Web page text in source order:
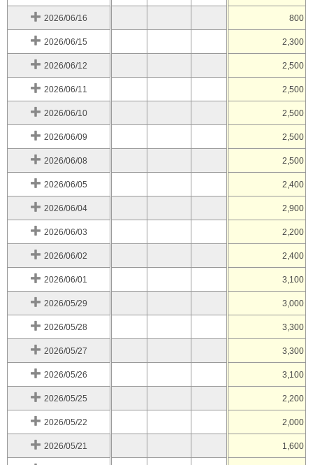
2026/06/16 800
2026/06/15 2,300
2026/06/12 2,500
2026/06/11 2,500
2026/06/10 2,500
2026/06/09 2,500
2026/06/08 2,500
2026/06/05 2,400
2026/06/04 2,900
2026/06/03 2,200
2026/06/02 2,400
2026/06/01 3,100
2026/05/29 3,000
2026/05/28 3,300
2026/05/27 3,300
2026/05/26 3,100
2026/05/25 2,200
2026/05/22 2,000
2026/05/21 1,600